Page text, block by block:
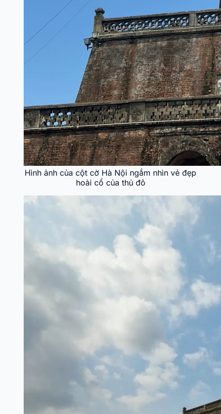
Hình ảnh của cột cờ Hà Nội ngắm nhìn vẻ đẹp
hoài cổ của thủ đô